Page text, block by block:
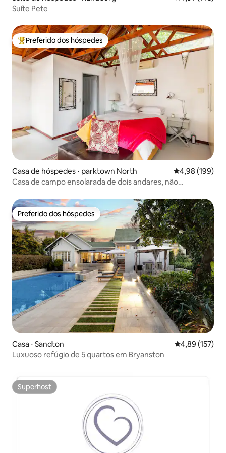
Suíte Pete
Entre os melhores preferidos dos hóspedes
Preferido dos hóspedes
Casa de hóspedes ⋅ parktown North 4,98 de uma
4,98 (199)
Casa de campo ensolarada de dois andares, não
Preferido dos hóspedes
Preferido dos hóspedes
Casa ⋅ Sandton 4,89 de uma
4,89 (157)
Luxuoso refúgio de 5 quartos em Bryanston
Superhost
Superhost